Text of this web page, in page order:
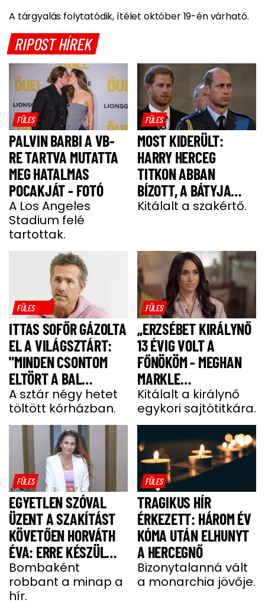
A tárgyalás folytatódik, ítélet október 19-én várható.
RIPOST HÍREK
FÜLES
PALVIN BARBI A VB-
RE TARTVA MUTATTA
MEG HATALMAS
POCAKJÁT - FOTÓ
A Los Angeles
Stadium felé
tartottak.
FÜLES
MOST KIDERÜLT:
HARRY HERCEG
TITKON ABBAN
BÍZOTT, A BÁTYJA
KÖNYÖRÖGNI FOG NEKI
Kitálalt a szakértő.
FÜLES
ITTAS SOFŐR GÁZOLTA
EL A VILÁGSZTÁRT:
"MINDEN CSONTOM
ELTÖRT A BAL
OLDALAMON"
A sztár négy hetet
töltött kórházban.
FÜLES
„ERZSÉBET KIRÁLYNŐ
13 ÉVIG VOLT A
FŐNÖKÖM - MEGHAN
MARKLE
MEGJEGYZÉSE
MEGDÖBBENTETT”
Kitálalt a királynő
egykori sajtótitkára.
FÜLES
EGYETLEN SZÓVAL
ÜZENT A SZAKÍTÁST
KÖVETŐEN HORVÁTH
ÉVA: ERRE KÉSZÜL
MOST A MODELL
Bombaként
robbant a minap a
hír.
FÜLES
TRAGIKUS HÍR
ÉRKEZETT: HÁROM ÉV
KÓMA UTÁN ELHUNYT
A HERCEGNŐ
Bizonytalanná vált
a monarchia jövője.